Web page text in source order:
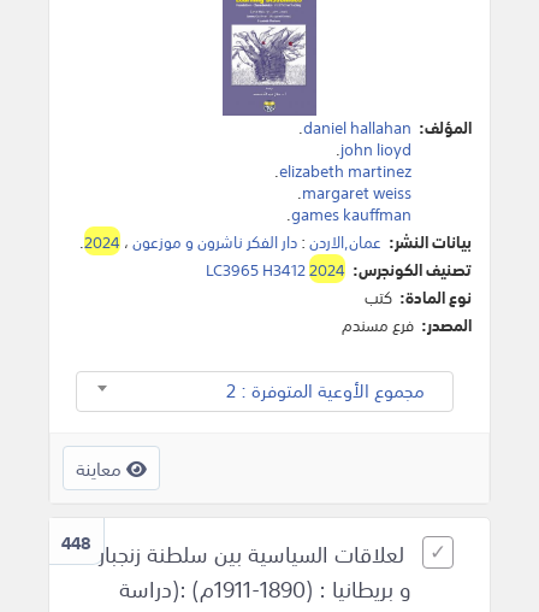
المؤلف: daniel hallahan
.
john lioyd
.
elizabeth martinez
.
margaret weiss
.
games kauffman
.
بيانات النشر: عمان,الاردن:دار الفكر ناشرون و موزعون،2024
.
تصنيف الكونجرس:
LC3965 H34122024
نوع المادة: كتب
المصدر: فرع مسندم
مجموع الأوعية المتوفرة : 2
معاينة
448 لعلاقات السياسية بين سلطنة زنجبار
و بريطانيا : (1890-1911م) :(دراسة